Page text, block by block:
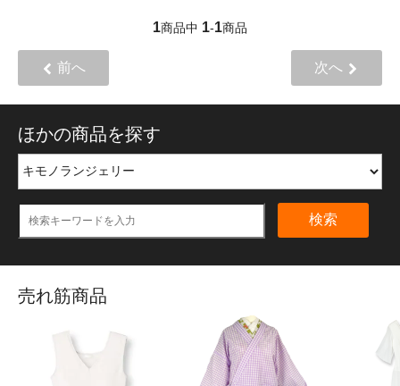
1商品中 1-1商品
前へ 次へ
ほかの商品を探す
検索
売れ筋商品